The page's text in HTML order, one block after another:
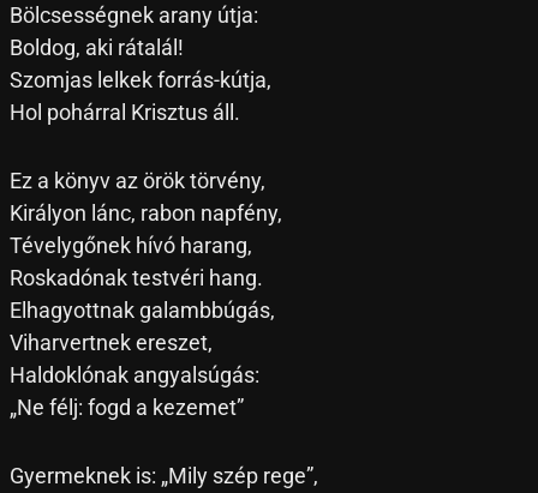
Bölcsességnek arany útja:
Boldog, aki rátalál!
Szomjas lelkek forrás-kútja,
Hol pohárral Krisztus áll.
Ez a könyv az örök törvény,
Királyon lánc, rabon napfény,
Tévelygőnek hívó harang,
Roskadónak testvéri hang.
Elhagyottnak galambbúgás,
Viharvertnek ereszet,
Haldoklónak angyalsúgás:
„Ne félj: fogd a kezemet”
Gyermeknek is: „Mily szép rege”,